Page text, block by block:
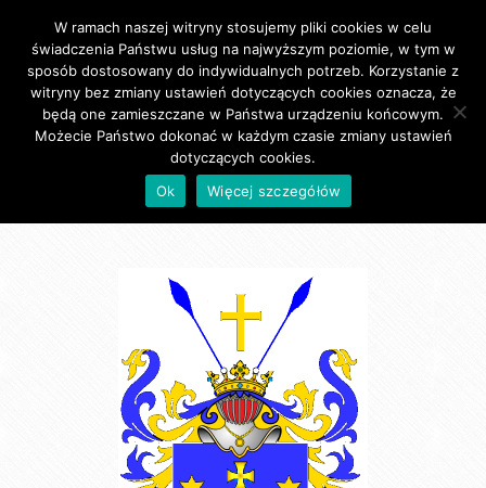
Primary Menu
Herby Rodzinne
W ramach naszej witryny stosujemy pliki cookies w celu
świadczenia Państwu usług na najwyższym poziomie, w tym w
sposób dostosowany do indywidualnych potrzeb. Korzystanie z
witryny bez zmiany ustawień dotyczących cookies oznacza, że
będą one zamieszczane w Państwa urządzeniu końcowym.
Możecie Państwo dokonać w każdym czasie zmiany ustawień
dotyczących cookies.
Ok
Więcej szczegółów